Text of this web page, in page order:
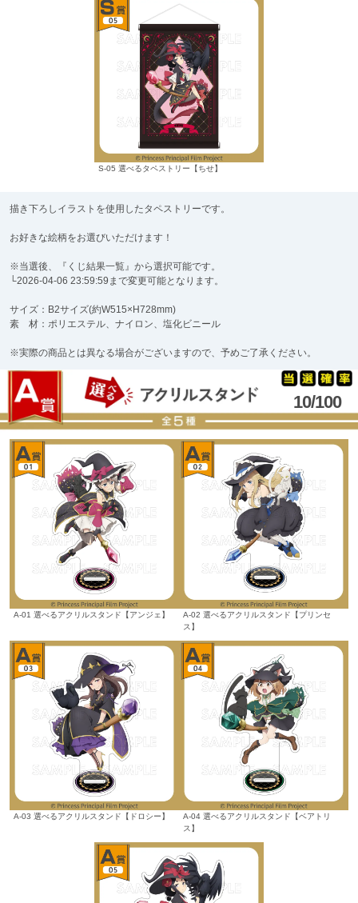
S-05 選べるタペストリー【ちせ】
描き下ろしイラストを使用したタペストリーです。
お好きな絵柄をお選びいただけます！
※当選後、『くじ結果一覧』から選択可能です。
└2026-04-06 23:59:59まで変更可能となります。
サイズ：B2サイズ(約W515×H728mm)
素 材：ポリエステル、ナイロン、塩化ビニール
※実際の商品とは異なる場合がございますので、予めご了承ください。
10/100
A-01 選べるアクリルスタンド【アンジェ】
A-02 選べるアクリルスタンド【プリンセ
ス】
A-03 選べるアクリルスタンド【ドロシー】
A-04 選べるアクリルスタンド【ベアトリ
ス】